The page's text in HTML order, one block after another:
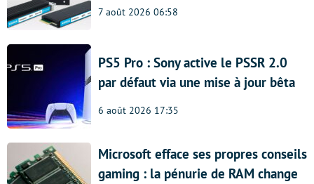
7 août 2026 06:58
PS5 Pro : Sony active le PSSR 2.0
par défaut via une mise à jour bêta
6 août 2026 17:35
Microsoft efface ses propres conseils
gaming : la pénurie de RAM change